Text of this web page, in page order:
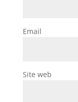
Email
Site web